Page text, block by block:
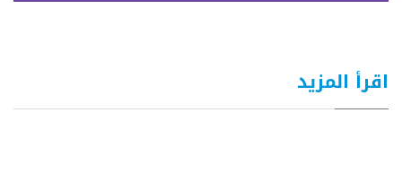
اقرأ المزيد